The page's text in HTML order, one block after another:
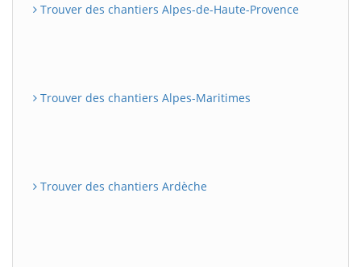
Trouver des chantiers Alpes-de-Haute-Provence
Trouver des chantiers Alpes-Maritimes
Trouver des chantiers Ardèche